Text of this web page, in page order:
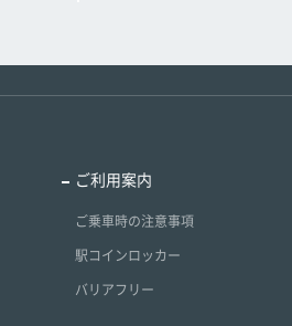
ご利用案内
ご乗車時の注意事項
駅コインロッカー
バリアフリー